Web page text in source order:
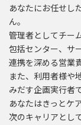
あなたにお任せし
ん。
管理者としてチー
包括センター、サ
連携を深める営業
また、利用者様や
みだす企画実行者で
あなたはきっとケ
次のキャリアとし